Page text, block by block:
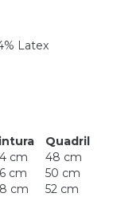
Latex
Quadril
cm
48 cm
cm
50 cm
cm 52 cm